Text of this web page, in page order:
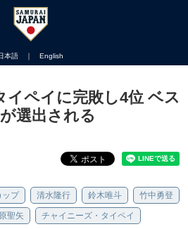
本語 ｜ English
イペイに完敗し4位 ベス
選出される
ップ 清水隆行 鈴木唯斗 竹中勇登
聖矢 チャイニーズ・タイペイ